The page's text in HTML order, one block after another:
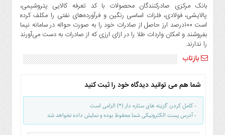
بانک مرکزی صادرکنندگان محصولات با کد تعرفه کالایی پتروشیمی،
پالایشی، فولادی، فلزات اساسی رنگین و فرآورده‌های نفتی را مکلف کرده
است ۱۰۰درصد ارز حاصل از صادرات خود را به صورت حواله در سامانه نیما
بفروشند و امکان واردات طلا را در ازای ارزی که از صادرات به دست می‌آورند
را ندارند.
بازتاب
شما هم می توانید دیدگاه خود را ثبت کنید
- کامل کردن گزینه های ستاره دار (*) الزامی است
- آدرس پست الکترونیکی شما محفوظ بوده و نمایش داده نخواهد شد